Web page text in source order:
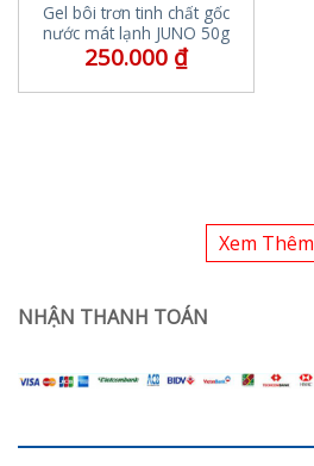
Gel bôi trơn tinh chất gốc
nước mát lạnh JUNO 50g
250.000 ₫
Xem Thêm
NHẬN THANH TOÁN